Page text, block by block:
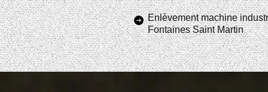
Enlèvement machine
Fontaines Saint Martin